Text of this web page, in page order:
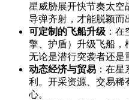
星威胁展开快节奏太空
导弹齐射，才能脱颖而
可定制的飞船升级 ：
擎、护盾）升级飞船
无论是潜行突袭者还是
动态经济与贸易 ：在
利。开采资源、交易稀
心。